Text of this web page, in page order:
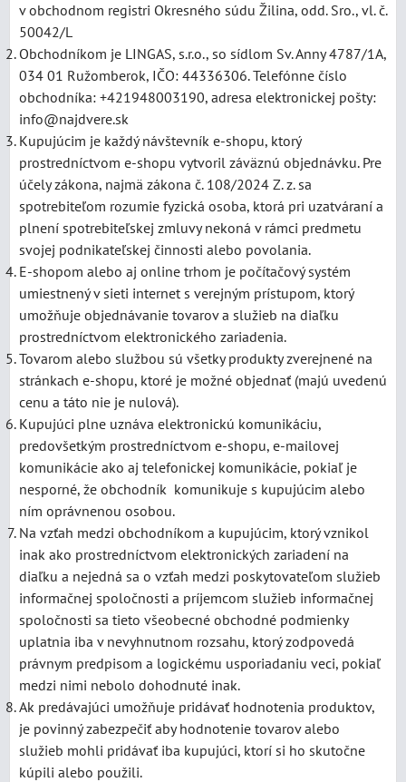
v obchodnom registri Okresného súdu Žilina, odd. Sro., vl. č.
50042/L
Obchodníkom je LINGAS, s.r.o., so sídlom Sv. Anny 4787/1A,
034 01 Ružomberok, IČO: 44336306. Telefónne číslo
obchodníka: +421948003190, adresa elektronickej pošty:
info@najdvere.sk
Kupujúcim je každý návštevník e-shopu, ktorý
prostredníctvom e-shopu vytvoril záväznú objednávku. Pre
účely zákona, najmä zákona č. 108/2024 Z. z. sa
spotrebiteľom rozumie fyzická osoba, ktorá pri uzatváraní a
plnení spotrebiteľskej zmluvy nekoná v rámci predmetu
svojej podnikateľskej činnosti alebo povolania.
E-shopom alebo aj online trhom je počítačový systém
umiestnený v sieti internet s verejným prístupom, ktorý
umožňuje objednávanie tovarov a služieb na diaľku
prostredníctvom elektronického zariadenia.
Tovarom alebo službou sú všetky produkty zverejnené na
stránkach e-shopu, ktoré je možné objednať (majú uvedenú
cenu a táto nie je nulová).
Kupujúci plne uznáva elektronickú komunikáciu,
predovšetkým prostredníctvom e-shopu, e-mailovej
komunikácie ako aj telefonickej komunikácie, pokiaľ je
nesporné, že obchodník komunikuje s kupujúcim alebo
ním oprávnenou osobou.
Na vzťah medzi obchodníkom a kupujúcim, ktorý vznikol
inak ako prostredníctvom elektronických zariadení na
diaľku a nejedná sa o vzťah medzi poskytovateľom služieb
informačnej spoločnosti a príjemcom služieb informačnej
spoločnosti sa tieto všeobecné obchodné podmienky
uplatnia iba v nevyhnutnom rozsahu, ktorý zodpovedá
právnym predpisom a logickému usporiadaniu veci, pokiaľ
medzi nimi nebolo dohodnuté inak.
Ak predávajúci umožňuje pridávať hodnotenia produktov,
je povinný zabezpečiť aby hodnotenie tovarov alebo
služieb mohli pridávať iba kupujúci, ktorí si ho skutočne
kúpili alebo použili.